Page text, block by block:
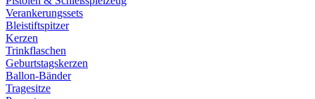
Verankerungssets
Bleistiftspitzer
Kerzen
Trinkflaschen
Geburtstagskerzen
Ballon-Bänder
Tragesitze